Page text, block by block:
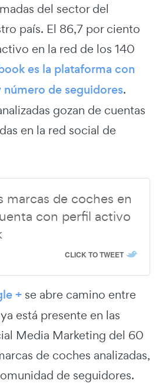
del sector del
país. El 86,7 por ciento
en la red de los 140
es la plataforma con
de seguidores.
gozan de cuentas
en la red social de
marcas de coches en
con perfil activo
CLICK TO TWEET
+ se abre camino entre
está presente en las
Media Marketing del 60
de coches analizadas,
de seguidores.